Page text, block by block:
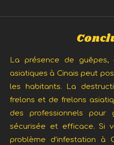
La présence de
asiatiques à Cinais peut
les habitants. La
frelons et de frelons
des professionnels pour
sécurisée et efficace. Si
problème d’infestation à